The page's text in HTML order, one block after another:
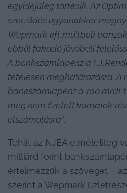
egyidejűleg történik. Az
szerződés ugyanakkor
Wepmark kft múltbeli
ebből fakadó jövőbeli
A bankszámlapénz a
tételesen meghatározásra. A
bankszámlapénz a 100
meg nem fizetett kamatok
elszámolásra”.
Tehát az NJEA elméletileg
milliárd forint
értelmezzük a szöveget –
szerint a Wepmark